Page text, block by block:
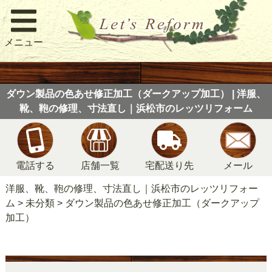
メニュー
ダウン製品の色あせ修正加工（ダークアップ加工） | 洋服、
靴、鞄の修理、寸法直し｜浜松市のレッツリフォーム
電話する 店舗一覧 宅配送り先 メール
洋服、靴、鞄の修理、寸法直し｜浜松市のレッツリフォー
ム > 未分類> ダウン製品の色あせ修正加工（ダークアップ
加工）